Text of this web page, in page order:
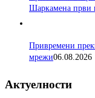
Шаркамена први
Привремени
мрежи06.08.2026
Актуелности